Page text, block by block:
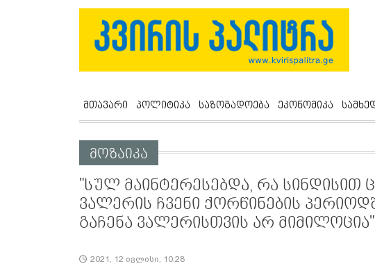
მთავარი პოლიტიკა საზოგადოება ეკონომიკა
მოზაიკა
"სულ მაინტერესებდა, რა სინდისით
ვალერის ჩვენი ქორწინების
გაჩენა ვალერისთვის არ მიმილოცია"
2021, 12 ივლისი, 10:28